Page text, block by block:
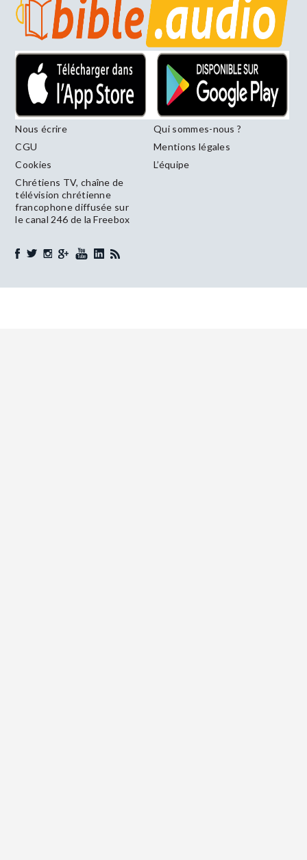
Nous écrire
Qui sommes-nous ?
CGU
Mentions légales
Cookies
L’équipe
Chrétiens TV, chaîne de
télévision chrétienne
francophone diffusée sur
le canal 246 de la Freebox